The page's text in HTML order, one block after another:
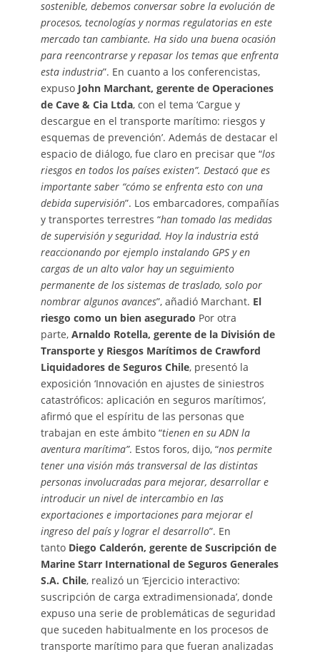
sostenible, debemos conversar sobre la evolución de
procesos, tecnologías y normas regulatorias en este
mercado tan cambiante. Ha sido una buena ocasión
para reencontrarse y repasar los temas que enfrenta
esta industria”. En cuanto a los conferencistas,
expuso John Marchant, gerente de Operaciones
de Cave & Cia Ltda, con el tema ‘Cargue y
descargue en el transporte marítimo: riesgos y
esquemas de prevención’. Además de destacar el
espacio de diálogo, fue claro en precisar que “los
riesgos en todos los países existen”. Destacó que es
importante saber “cómo se enfrenta esto con una
debida supervisión”. Los embarcadores, compañías
y transportes terrestres “han tomado las medidas
de supervisión y seguridad. Hoy la industria está
reaccionando por ejemplo instalando GPS y en
cargas de un alto valor hay un seguimiento
permanente de los sistemas de traslado, solo por
nombrar algunos avances”, añadió Marchant. El
riesgo como un bien asegurado Por otra
parte, Arnaldo Rotella, gerente de la División de
Transporte y Riesgos Marítimos de Crawford
Liquidadores de Seguros Chile, presentó la
exposición ‘Innovación en ajustes de siniestros
catastróficos: aplicación en seguros marítimos’,
afirmó que el espíritu de las personas que
trabajan en este ámbito “tienen en su ADN la
aventura marítima”. Estos foros, dijo, “nos permite
tener una visión más transversal de las distintas
personas involucradas para mejorar, desarrollar e
introducir un nivel de intercambio en las
exportaciones e importaciones para mejorar el
ingreso del país y lograr el desarrollo”. En
tanto Diego Calderón, gerente de Suscripción de
Marine Starr International de Seguros Generales
S.A. Chile, realizó un ‘Ejercicio interactivo:
suscripción de carga extradimensionada’, donde
expuso una serie de problemáticas de seguridad
que suceden habitualmente en los procesos de
transporte marítimo para que fueran analizadas